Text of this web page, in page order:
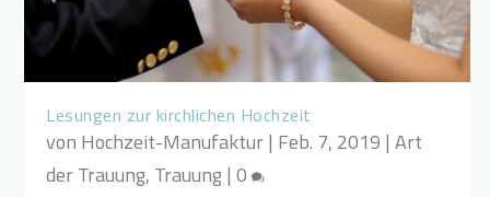
Lesungen zur kirchlichen Hochzeit
von Hochzeit-Manufaktur| Feb. 7, 2019 |Art
der Trauung, Trauung|0